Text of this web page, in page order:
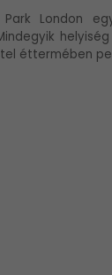
London
éttermében